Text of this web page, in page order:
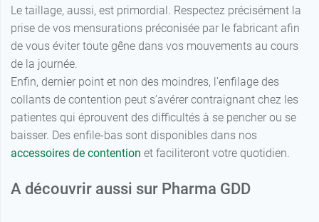
Le taillage, aussi, est primordial. Respectez précisément la
prise de vos mensurations préconisée par le fabricant afin
de vous éviter toute gêne dans vos mouvements au cours
de la journée.
Enfin, dernier point et non des moindres, l’enfilage des
collants de contention peut s’avérer contraignant chez les
patientes qui éprouvent des difficultés à se pencher ou se
baisser. Des enfile-bas sont disponibles dans nos
accessoires de contention et faciliteront votre quotidien.
A découvrir aussi sur Pharma GDD